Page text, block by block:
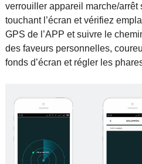
verrouiller appareil marche/arrêt
touchant l’écran et vérifiez
GPS de l’APP et suivre le
des faveurs personnelles,
fonds d’écran et régler les